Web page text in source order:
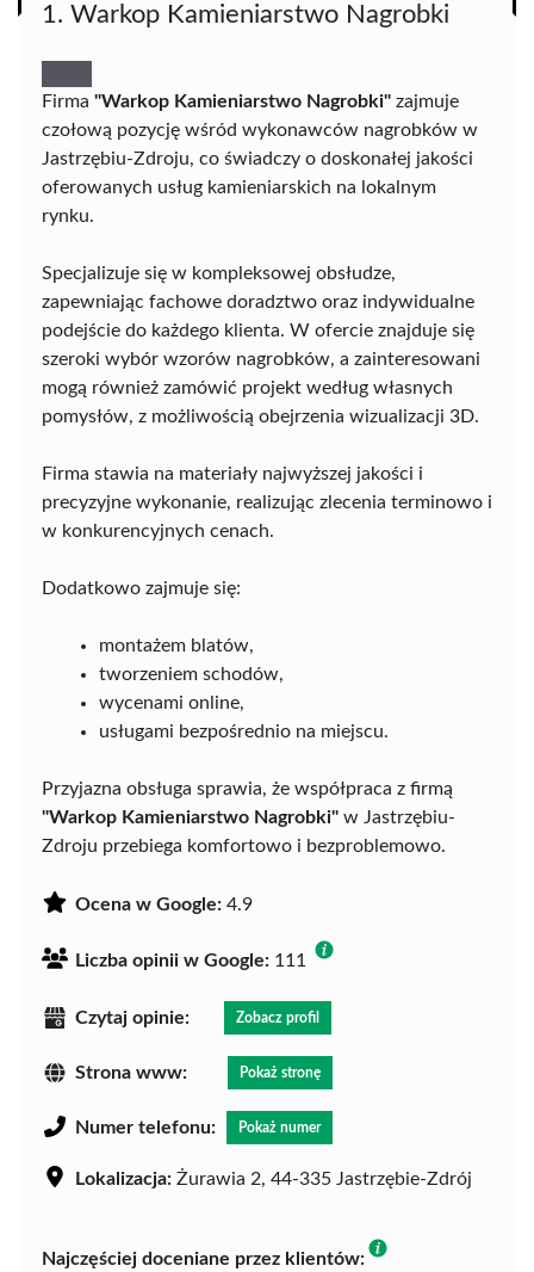
1. Warkop Kamieniarstwo Nagrobki
Firma "Warkop Kamieniarstwo Nagrobki" zajmuje
czołową pozycję wśród wykonawców nagrobków w
Jastrzębiu-Zdroju, co świadczy o doskonałej jakości
oferowanych usług kamieniarskich na lokalnym
rynku.
Specjalizuje się w kompleksowej obsłudze,
zapewniając fachowe doradztwo oraz indywidualne
podejście do każdego klienta. W ofercie znajduje się
szeroki wybór wzorów nagrobków, a zainteresowani
mogą również zamówić projekt według własnych
pomysłów, z możliwością obejrzenia wizualizacji 3D.
Firma stawia na materiały najwyższej jakości i
precyzyjne wykonanie, realizując zlecenia terminowo i
w konkurencyjnych cenach.
Dodatkowo zajmuje się:
montażem blatów,
tworzeniem schodów,
wycenami online,
usługami bezpośrednio na miejscu.
Przyjazna obsługa sprawia, że współpraca z firmą
"Warkop Kamieniarstwo Nagrobki" w Jastrzębiu-
Zdroju przebiega komfortowo i bezproblemowo.
Ocena w Google: 4.9
Liczba opinii w Google: 111
Czytaj opinie: Zobacz profil
Strona www: Pokaż stronę
Numer telefonu: Pokaż numer
Lokalizacja: Żurawia 2, 44-335 Jastrzębie-Zdrój
Najczęściej doceniane przez klientów: